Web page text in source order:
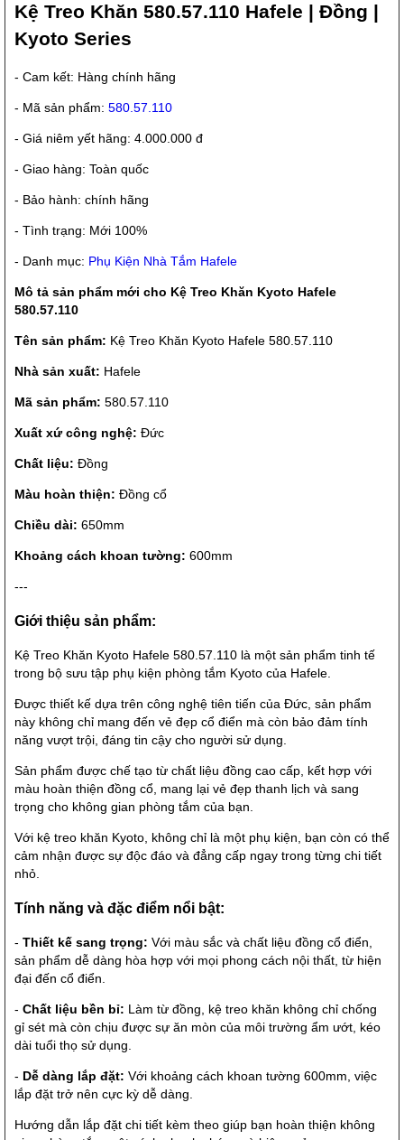
Kệ Treo Khăn 580.57.110 Hafele | Đồng |
Kyoto Series
- Cam kết: Hàng chính hãng
- Mã sản phẩm: 580.57.110
- Giá niêm yết hãng: 4.000.000 đ
- Giao hàng: Toàn quốc
- Bảo hành: chính hãng
- Tình trạng: Mới 100%
- Danh mục: Phụ Kiện Nhà Tắm Hafele
Mô tả sản phẩm mới cho Kệ Treo Khăn Kyoto Hafele
580.57.110
Tên sản phẩm: Kệ Treo Khăn Kyoto Hafele 580.57.110
Nhà sản xuất: Hafele
Mã sản phẩm: 580.57.110
Xuất xứ công nghệ: Đức
Chất liệu: Đồng
Màu hoàn thiện: Đồng cổ
Chiều dài: 650mm
Khoảng cách khoan tường: 600mm
---
Giới thiệu sản phẩm:
Kệ Treo Khăn Kyoto Hafele 580.57.110 là một sản phẩm tinh tế
trong bộ sưu tập phụ kiện phòng tắm Kyoto của Hafele.
Được thiết kế dựa trên công nghệ tiên tiến của Đức, sản phẩm
này không chỉ mang đến vẻ đẹp cổ điển mà còn bảo đảm tính
năng vượt trội, đáng tin cậy cho người sử dụng.
Sản phẩm được chế tạo từ chất liệu đồng cao cấp, kết hợp với
màu hoàn thiện đồng cổ, mang lại vẻ đẹp thanh lịch và sang
trọng cho không gian phòng tắm của bạn.
Với kệ treo khăn Kyoto, không chỉ là một phụ kiện, bạn còn có thể
cảm nhận được sự độc đáo và đẳng cấp ngay trong từng chi tiết
nhỏ.
Tính năng và đặc điểm nổi bật:
- Thiết kế sang trọng: Với màu sắc và chất liệu đồng cổ điển,
sản phẩm dễ dàng hòa hợp với mọi phong cách nội thất, từ hiện
đại đến cổ điển.
- Chất liệu bền bỉ: Làm từ đồng, kệ treo khăn không chỉ chống
gỉ sét mà còn chịu được sự ăn mòn của môi trường ẩm ướt, kéo
dài tuổi thọ sử dụng.
- Dễ dàng lắp đặt: Với khoảng cách khoan tường 600mm, việc
lắp đặt trở nên cực kỳ dễ dàng.
Hướng dẫn lắp đặt chi tiết kèm theo giúp bạn hoàn thiện không